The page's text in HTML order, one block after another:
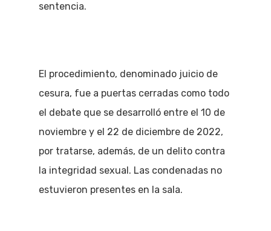
sentencia.
El procedimiento, denominado juicio de
cesura, fue a puertas cerradas como todo
el debate que se desarrolló entre el 10 de
noviembre y el 22 de diciembre de 2022,
por tratarse, además, de un delito contra
la integridad sexual. Las condenadas no
estuvieron presentes en la sala.